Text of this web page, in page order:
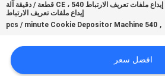
آلة إيداع ملفات تعريف الارتباط CE ، 540 قطعة / دقيقة آلة
إيداع ملفات تعريف الارتباط
,
540 pcs / minute Cookie Depositor Machine
افضل سعر